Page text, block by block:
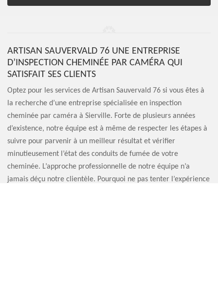
ARTISAN SAUVERVALD 76 UNE ENTREPRISE
D’INSPECTION CHEMINÉE PAR CAMÉRA QUI
SATISFAIT SES CLIENTS
Optez pour les services de Artisan Sauvervald 76 si vous êtes à
la recherche d’une entreprise spécialisée en inspection
cheminée par caméra à Sierville. Forte de plusieurs années
d’existence, notre équipe est à même de respecter les étapes à
suivre pour parvenir à un meilleur résultat et vérifier
minutieusement l’état des conduits de fumée de votre
cheminée. L’approche professionnelle de notre équipe n’a
jamais déçu notre clientèle. Pourquoi ne pas tenter l’expérience